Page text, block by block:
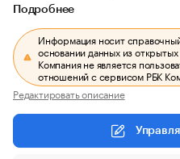
Подробнее
Информация носит
основании данных из открытых
Компания не является
отношений с сервисом РБК
Редактировать описание